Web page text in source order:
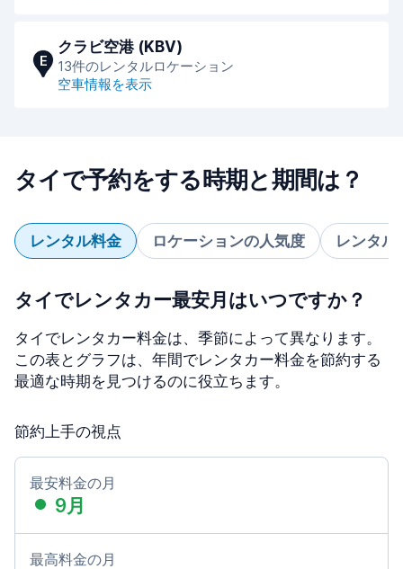
E
クラビ空港 (KBV)
13件のレンタルロケーション
空車情報を表示
タイで予約をする時期と期間は？
レンタル料金 ロケーションの人気度 レンタル
タイでレンタカー最安月はいつですか？
タイでレンタカー料金は、季節によって異なります。
この表とグラフは、年間でレンタカー料金を節約する
最適な時期を見つけるのに役立ちます。
節約上手の視点
最安料金の月
9月
最高料金の月